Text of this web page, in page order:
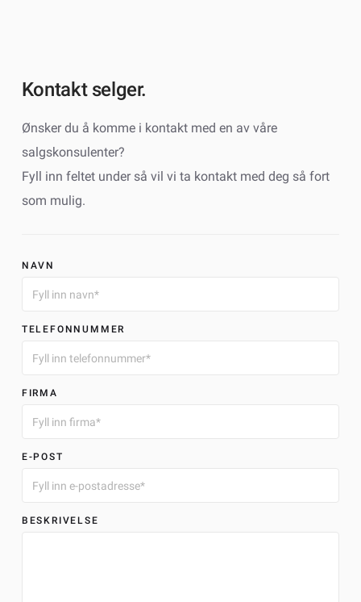
Kontakt selger.
Ønsker du å komme i kontakt med en av våre
salgskonsulenter?
Fyll inn feltet under så vil vi ta kontakt med deg så fort
som mulig.
NAVN
TELEFONNUMMER
FIRMA
E-POST
BESKRIVELSE